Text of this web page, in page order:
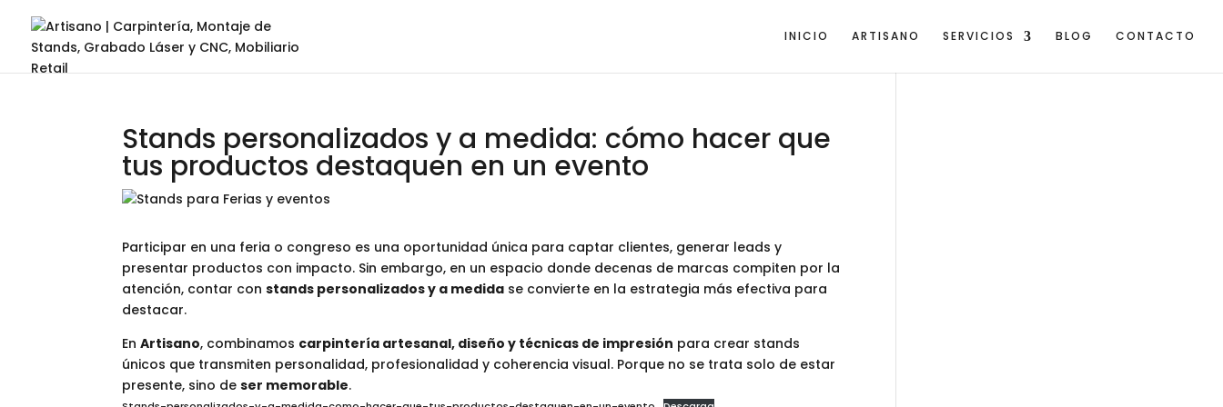
INICIO ARTISANO SERVICIOS BLOG CONTACTO
Stands personalizados y a medida: cómo hacer que
tus productos destaquen en un evento
Participar en una feria o congreso es una oportunidad única para captar clientes, generar leads y
presentar productos con impacto. Sin embargo, en un espacio donde decenas de marcas compiten por la
atención, contar constands personalizados y a medida se convierte en la estrategia más efectiva para
destacar.
EnArtisano, combinamos carpintería artesanal, diseño y técnicas de impresión para crear stands
únicos que transmiten personalidad, profesionalidad y coherencia visual. Porque no se trata solo de estar
presente, sino deser memorable.